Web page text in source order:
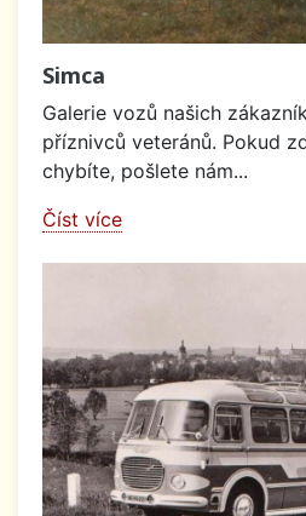
Simca
Galerie vozů našich
příznivců veteránů. Pokud
chybíte, pošlete nám...
Číst více